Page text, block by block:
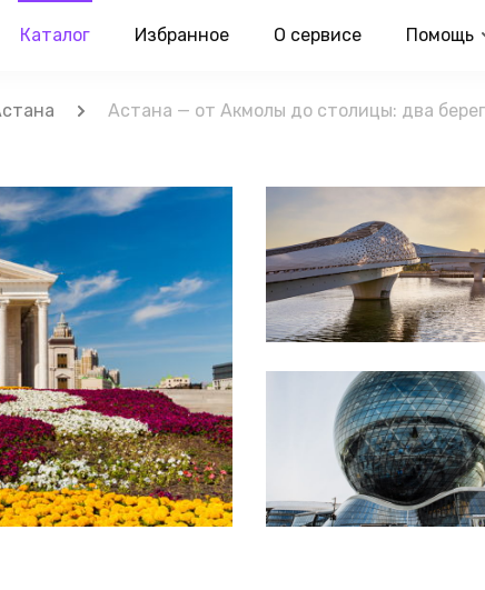
Каталог Избранное О сервисе Помощь
Астана — от Акмолы до столицы: два